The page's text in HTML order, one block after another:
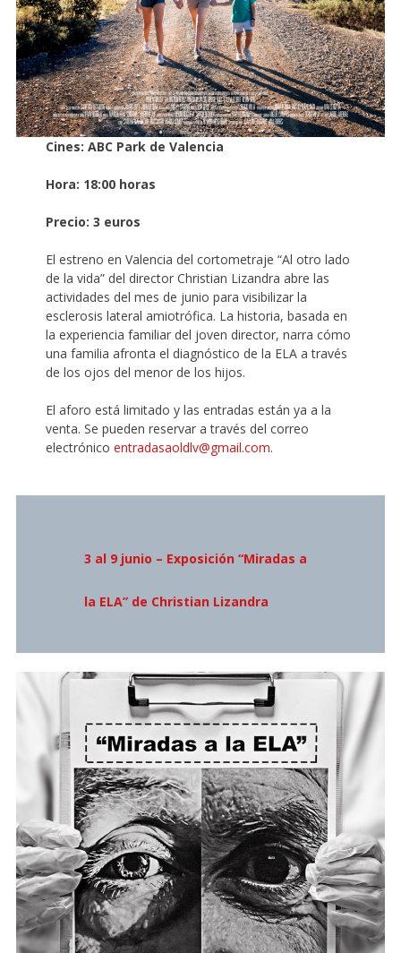
Cines: ABC Park de Valencia
Hora: 18:00 horas
Precio: 3 euros
El estreno en Valencia del cortometraje “Al otro lado
de la vida” del director Christian Lizandra abre las
actividades del mes de junio para visibilizar la
esclerosis lateral amiotrófica. La historia, basada en
la experiencia familiar del joven director, narra cómo
una familia afronta el diagnóstico de la ELA a través
de los ojos del menor de los hijos.
El aforo está limitado y las entradas están ya a la
venta. Se pueden reservar a través del correo
electrónico entradasaoldlv@gmail.com.
3 al 9 junio – Exposición “Miradas a
la ELA” de Christian Lizandra